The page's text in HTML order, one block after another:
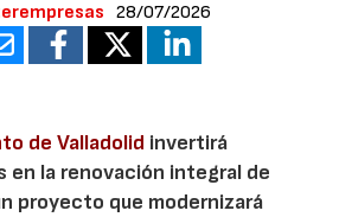
28/07/2026
de Valladolid invertirá
en la renovación integral de
proyecto que modernizará